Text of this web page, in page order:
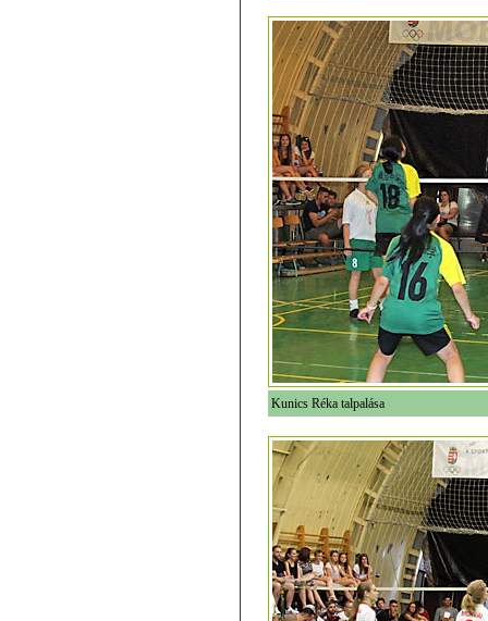
Kunics Réka talpalása